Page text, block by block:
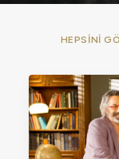
HEPSINI